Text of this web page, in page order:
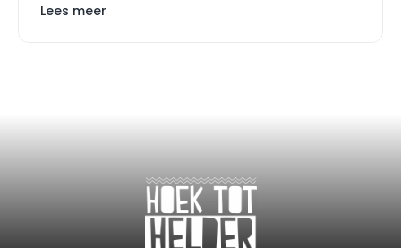
van Dijk van Stichting Kite 4 Charity bekend gemaakt.
Lees meer